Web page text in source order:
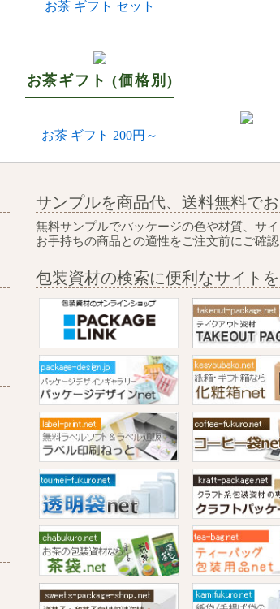
お茶 ギフト セット
お茶ギフト (価格別)
お茶 ギフト 200円～
サンプルを商品代、送料無料で
無料サンプルでパッケージの色や材質、サイ
お手持ちの商品との適性をご注文前に ご確
包装資材の検索に便利なサイト